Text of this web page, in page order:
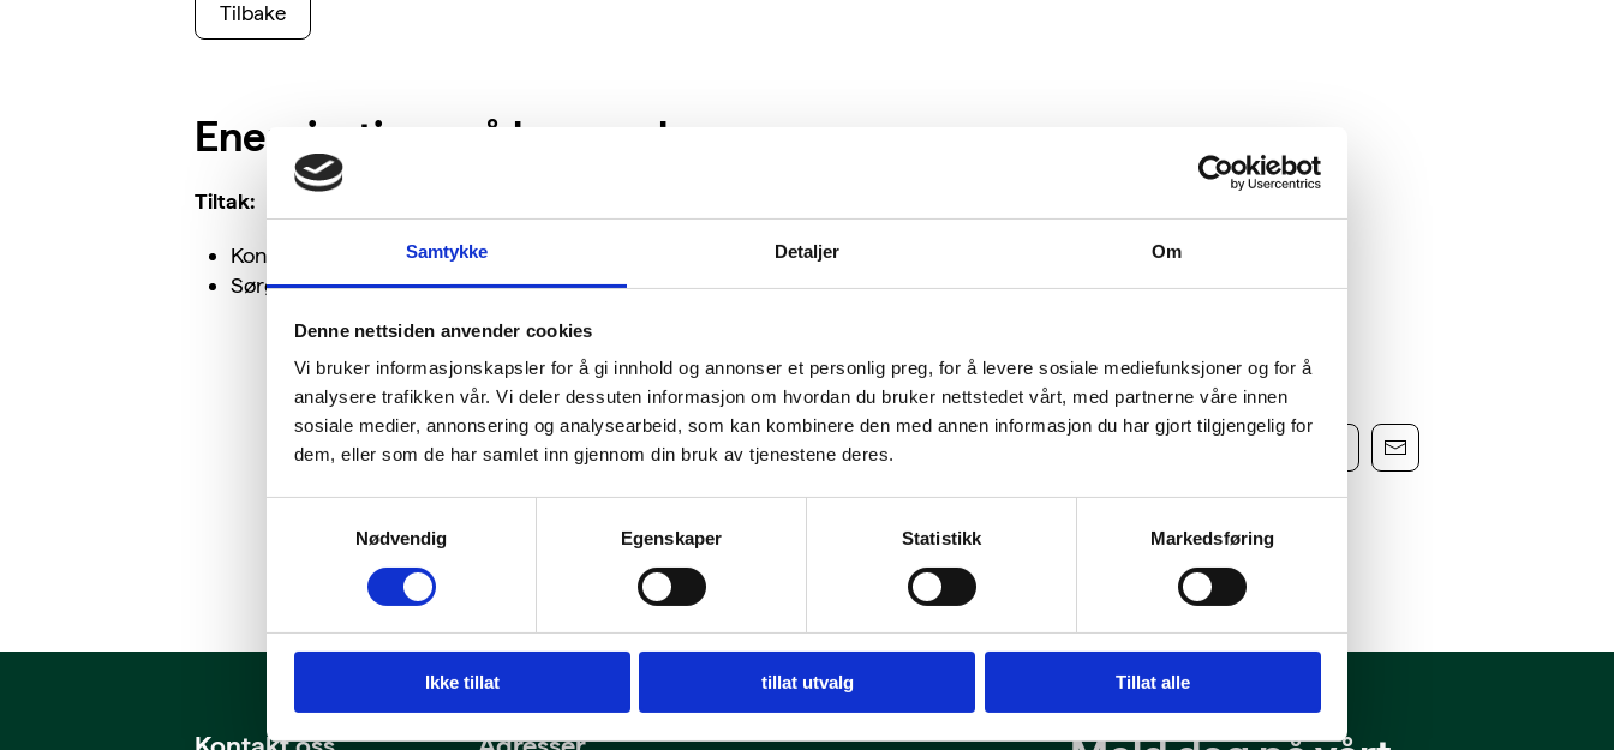
Samtykke Detaljer Om
Denne nettsiden anvender cookies
Vi bruker informasjonskapsler for å gi innhold og annonser et personlig preg, for å levere sosiale mediefunksjoner og for å
analysere trafikken vår. Vi deler dessuten informasjon om hvordan du bruker nettstedet vårt, med partnerne våre innen
sosiale medier, annonsering og analysearbeid, som kan kombinere den med annen informasjon du har gjort tilgjengelig for
dem, eller som de har samlet inn gjennom din bruk av tjenestene deres.
Nødvendig
Egenskaper Statistikk Markedsføring
Ikke tillat tillat utvalg Tillat alle
Tilbake
Energirutiner på byggeplass
Tiltak:
Kontroller at det er gode energirutiner på byggeplass.
Sørg for at energirutinene er med som et punkt på vernerundeskjema for byggeplass.